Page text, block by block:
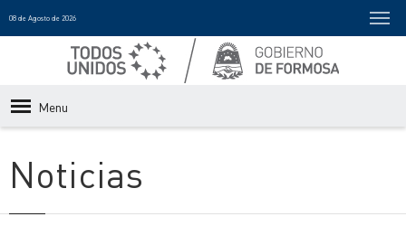
08 de Agosto de 2026
Menu
Noticias